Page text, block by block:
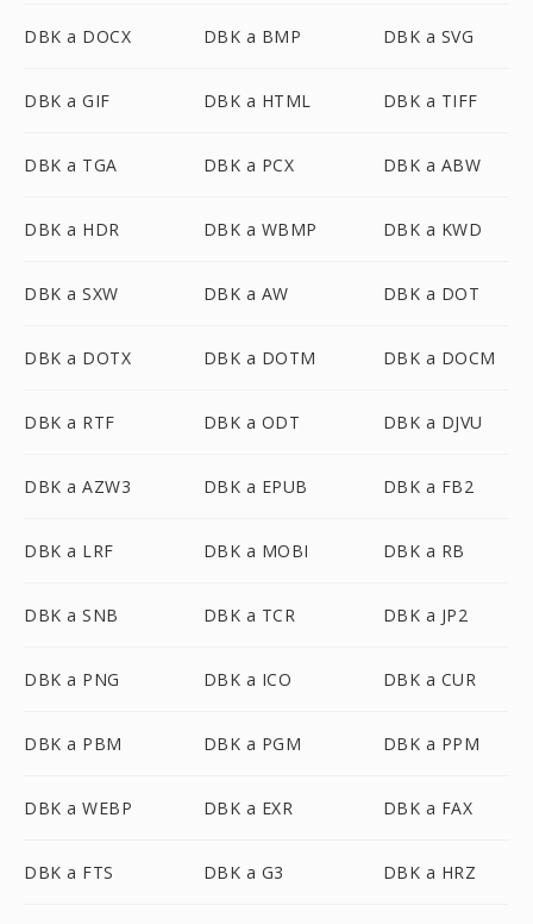
DBK a DOCX DBK a BMP DBK a SVG
DBK a GIF DBK a HTML DBK a TIFF
DBK a TGA DBK a PCX DBK a ABW
DBK a HDR DBK a WBMP DBK a KWD
DBK a SXW DBK a AW DBK a DOT
DBK a DOTX DBK a DOTM DBK a DOCM
DBK a RTF DBK a ODT DBK a DJVU
DBK a AZW3 DBK a EPUB DBK a FB2
DBK a LRF DBK a MOBI DBK a RB
DBK a SNB DBK a TCR DBK a JP2
DBK a PNG DBK a ICO DBK a CUR
DBK a PBM DBK a PGM DBK a PPM
DBK a WEBP DBK a EXR DBK a FAX
DBK a FTS DBK a G3 DBK a HRZ